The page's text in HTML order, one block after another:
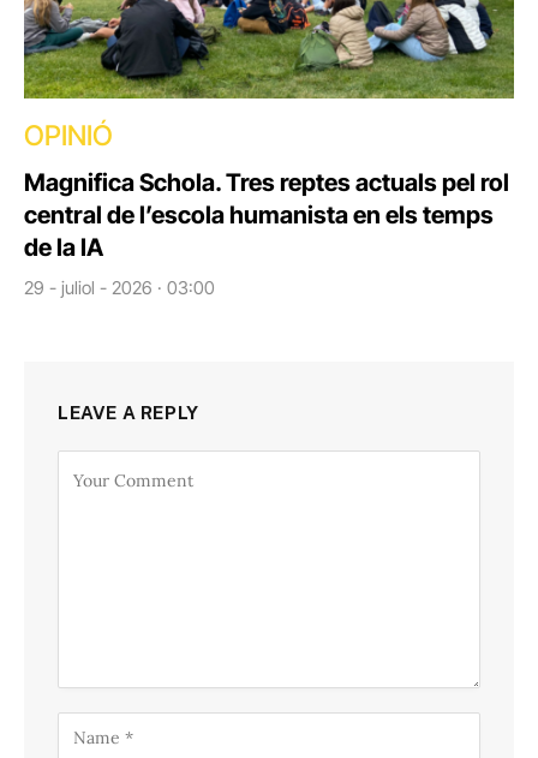
OPINIÓ
Magnifica Schola. Tres reptes actuals pel rol
central de l’escola humanista en els temps
de la IA
29 - juliol - 2026 · 03:00
LEAVE A REPLY